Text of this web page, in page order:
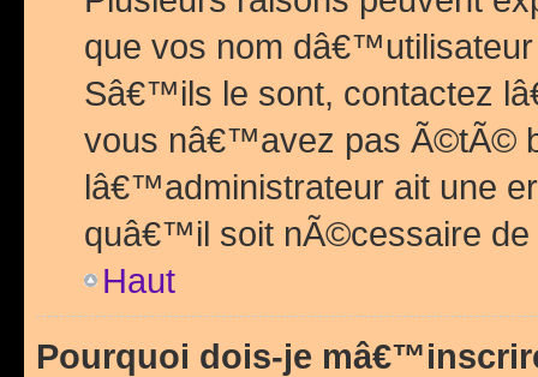
que vos nom
Sâ€™ils le sont, contactez
vous nâ€™avez pas Ã©tÃ©
lâ€™administrateur ait une
quâ€™il soit nÃ©cessaire de
Haut
Pourquoi dois-je